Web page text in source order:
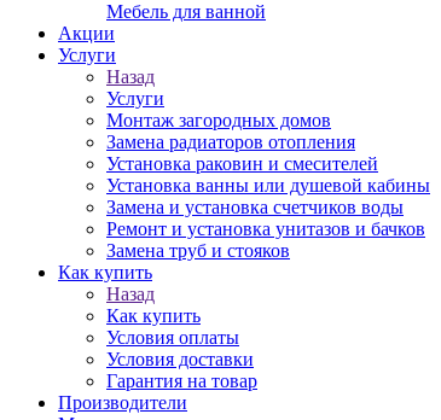
Мебель для ванной
Акции
Услуги
Назад
Услуги
Монтаж загородных домов
Замена радиаторов отопления
Установка раковин и смесителей
Установка ванны или душевой кабины
Замена и установка счетчиков воды
Ремонт и установка унитазов и бачков
Замена труб и стояков
Как купить
Назад
Как купить
Условия оплаты
Условия доставки
Гарантия на товар
Производители